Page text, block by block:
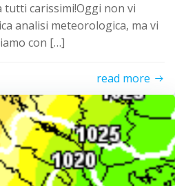
tutti carissimi!Oggi non vi
analisi meteorologica, ma vi
con […]
read more